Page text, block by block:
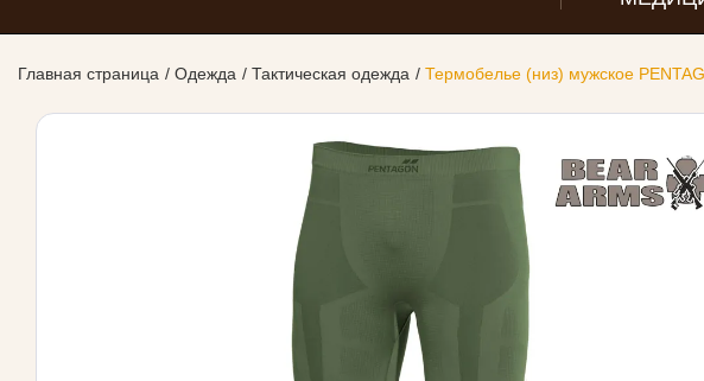
Главная страница Одежда Тактическая одежда Термобелье (низ) мужское